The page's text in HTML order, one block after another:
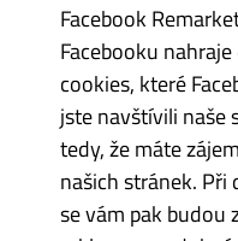
Facebook
Facebooku
cookies, které
jste navštívili naše
tedy, že máte
našich stránek. Při
se vám pak budou